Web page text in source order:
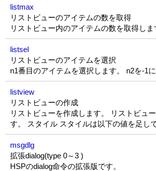
listmax
リストビューのアイテムの数を取得
リストビュー内のアイテムの数を取得し
listsel
リストビューのアイテムを選択
n1番目のアイテムを選択します。 n2を-1
listview
リストビューの作成
リストビューを作成します。 リストビュ
す。 スタイル スタイルは以下の値を足し
msgdlg
拡張dialog(type 0～3 )
HSPのdialog命令の拡張版です。